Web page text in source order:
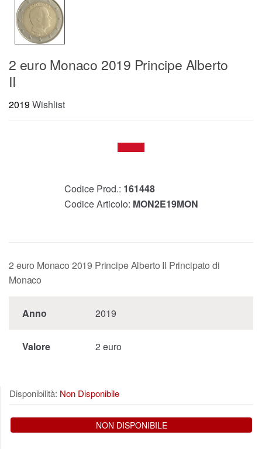
2 euro Monaco 2019 Principe Alberto
II
2019Wishlist
Codice Prod.: 161448
Codice Articolo: MON2E19MON
2 euro Monaco 2019 Principe Alberto II Principato di
Monaco
Anno 2019
Valore 2 euro
Disponibilità: Non Disponibile
NON DISPONIBILE